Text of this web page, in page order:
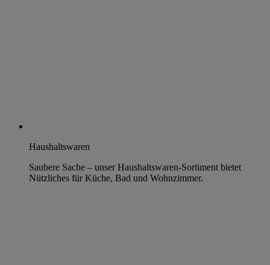
Haushaltswaren
Saubere Sache – unser Haushaltswaren-Sortiment bietet
Nützliches für Küche, Bad und Wohnzimmer.